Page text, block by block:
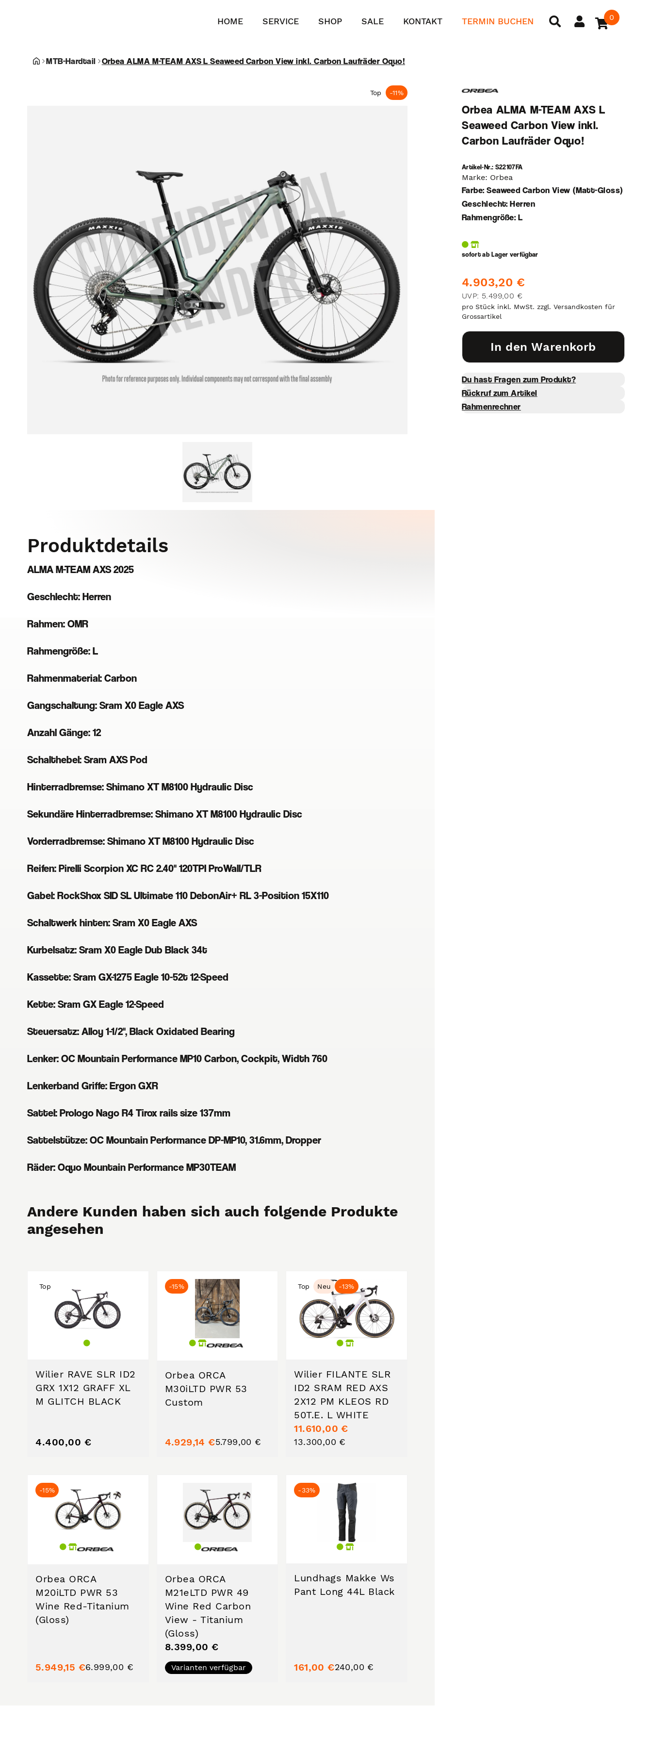
HOME SERVICE SHOP SALE KONTAKT TERMIN BUCHEN 0
MTB-Hardtail Orbea ALMA M-TEAM AXS L Seaweed Carbon View inkl. Carbon Laufräder Oquo!
Top -11%
Produktdetails
ALMA M-TEAM AXS 2025
Geschlecht: Herren
Rahmen: OMR
Rahmengröße: L
Rahmenmaterial: Carbon
Gangschaltung: Sram X0 Eagle AXS
Anzahl Gänge: 12
Schalthebel: Sram AXS Pod
Hinterradbremse: Shimano XT M8100 Hydraulic Disc
Sekundäre Hinterradbremse: Shimano XT M8100 Hydraulic Disc
Vorderradbremse: Shimano XT M8100 Hydraulic Disc
Reifen: Pirelli Scorpion XC RC 2.40" 120TPI ProWall/TLR
Gabel: RockShox SID SL Ultimate 110 DebonAir+ RL 3-Position 15X110
Schaltwerk hinten: Sram X0 Eagle AXS
Kurbelsatz: Sram X0 Eagle Dub Black 34t
Kassette: Sram GX-1275 Eagle 10-52t 12-Speed
Kette: Sram GX Eagle 12-Speed
Steuersatz: Alloy 1-1/2", Black Oxidated Bearing
Lenker: OC Mountain Performance MP10 Carbon, Cockpit, Width 760
Lenkerband Griffe: Ergon GXR
Sattel: Prologo Nago R4 Tirox rails size 137mm
Sattelstütze: OC Mountain Performance DP-MP10, 31.6mm, Dropper
Räder: Oquo Mountain Performance MP30TEAM
Andere Kunden haben sich auch folgende Produkte
angesehen
Top
Wilier RAVE SLR ID2
GRX 1X12 GRAFF XL
M GLITCH BLACK
4.400,00 €
-15%
Orbea ORCA
M30iLTD PWR 53
Custom
4.929,14 €5.799,00 €
Top Neu -13%
Wilier FILANTE SLR
ID2 SRAM RED AXS
2X12 PM KLEOS RD
50T.E. L WHITE
11.610,00 €
13.300,00 €
-15%
Orbea ORCA
M20iLTD PWR 53
Wine Red-Titanium
(Gloss)
5.949,15 €6.999,00 €
Orbea ORCA
M21eLTD PWR 49
Wine Red Carbon
View - Titanium
(Gloss)
8.399,00 €
Varianten verfügbar
-33%
Lundhags Makke Ws
Pant Long 44L Black
161,00 €240,00 €
Orbea ALMA M-TEAM AXS L
Seaweed Carbon View inkl.
Carbon Laufräder Oquo!
Artikel-Nr.: S22107FA
Marke: Orbea
Farbe: Seaweed Carbon View (Matt-Gloss)
Geschlecht: Herren
Rahmengröße: L
sofort ab Lager verfügbar
4.903,20 €
UVP: 5.499,00 €
pro Stück inkl. MwSt. zzgl. Versandkosten für
Grossartikel
In den Warenkorb
Du hast Fragen zum Produkt?
Rückruf zum Artikel
Rahmenrechner